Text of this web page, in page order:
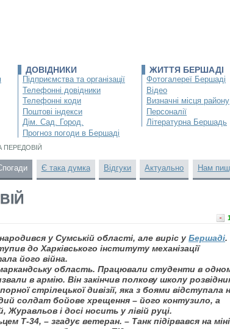
ДОВІДНИКИ
Підприємства та організації
Телефонні довідники
Телефонні коди
Поштові індекси
Дім. Сад. Город.
Прогноз погоди в Бершаді
ЖИТТЯ БЕРШАДІ
Фотогалереї Бершаді
Відео
Визначні місця району
Персоналії
Літературна Бершадь
ПЕРЕДОВІЙ
Є така думка Відгуки Актуально Нам
у Сумській області, але виріс у Бершаді.
до Харківського інституту механізації
його війна.
область. Працювали студенти в
в армію. Він закінчив полкову школу
стрілецької дивізії, яка з боями відступала
солдат бойове хрещення – його контузило, а
і досі носить у лівій руці.
Т-34, – згадує ветеран. – Танк підірвався на